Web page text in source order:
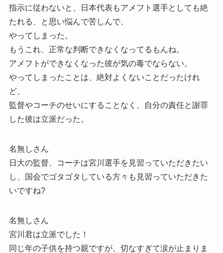
指示に従わないと、日本代表もアメフト選手としても絶
たれる、と思い悩んで苦しんで、
やってしまった。
もうこれ、正常な判断できなくなってるもんね。
アメフトができなくなった彼が気の毒でならない。
やってしまったことは、絶対よくないことだったけれ
ど、
監督やコーチのせいにすることなく、自分の責任と謝罪
した彼は立派だった。
名無しさん
日大の監督、コーチは宮川選手を見習っていただきたい
し、国会でゴタゴタしている方々も見習っていただきた
いですね?
名無しさん
宮川君は立派でした！
同じ年の子供を持つ親ですが、切なすぎて涙が止まりま